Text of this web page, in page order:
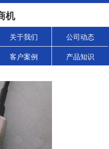
机
关于我们 公司动态
客户案例 产品知识